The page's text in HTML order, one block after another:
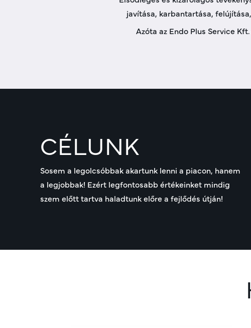
javítása, karbantartása,
Azóta az Endo Plus Service
CÉLUNK
Sosem a legolcsóbbak akartunk lenni a piacon, hanem
a legjobbak! Ezért legfontosabb értékeinket mindig
szem előtt tartva haladtunk előre a fejlődés útján!